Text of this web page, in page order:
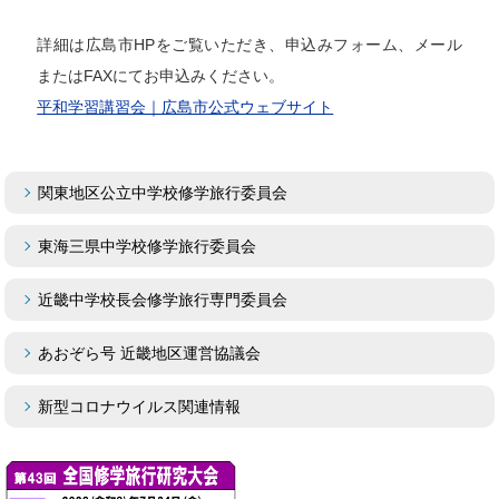
詳細は広島市HPをご覧いただき、申込みフォーム、メール
またはFAXにてお申込みください。
平和学習講習会｜広島市公式ウェブサイト
関東地区公立中学校修学旅行委員会
東海三県中学校修学旅行委員会
近畿中学校長会修学旅行専門委員会
あおぞら号 近畿地区運営協議会
新型コロナウイルス関連情報